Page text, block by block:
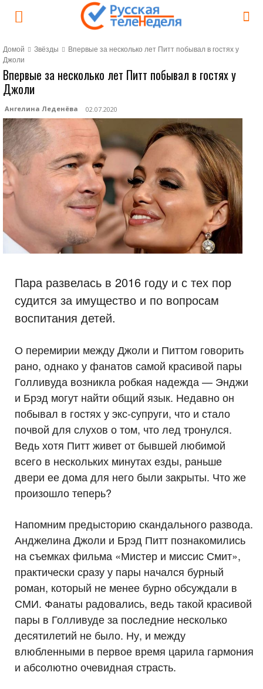
Домой Звёзды
Впервые за несколько лет Питт побывал в гостях у
Джоли
Впервые за несколько лет Питт побывал в гостях у
Джоли
Ангелина Леденёва 02.07.2020
Пара развелась в 2016 году и с тех пор
судится за имущество и по вопросам
воспитания детей.
О перемирии между Джоли и Питтом говорить
рано, однако у фанатов самой красивой пары
Голливуда возникла робкая надежда — Энджи
и Брэд могут найти общий язык. Недавно он
побывал в гостях у экс-супруги, что и стало
почвой для слухов о том, что лед тронулся.
Ведь хотя Питт живет от бывшей любимой
всего в нескольких минутах езды, раньше
двери ее дома для него были закрыты. Что же
произошло теперь?
Напомним предысторию скандального развода.
Анджелина Джоли и Брэд Питт познакомились
на съемках фильма «Мистер и миссис Смит»,
практически сразу у пары начался бурный
роман, который не менее бурно обсуждали в
СМИ. Фанаты радовались, ведь такой красивой
пары в Голливуде за последние несколько
десятилетий не было. Ну, и между
влюбленными в первое время царила гармония
и абсолютно очевидная страсть.